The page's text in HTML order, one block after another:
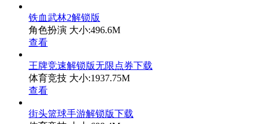
铁血武林2解锁版
角色扮演 大小:496.6M
查看
王牌竞速解锁版无限点券下载
体育竞技 大小:1937.75M
查看
街头篮球手游解锁版下载